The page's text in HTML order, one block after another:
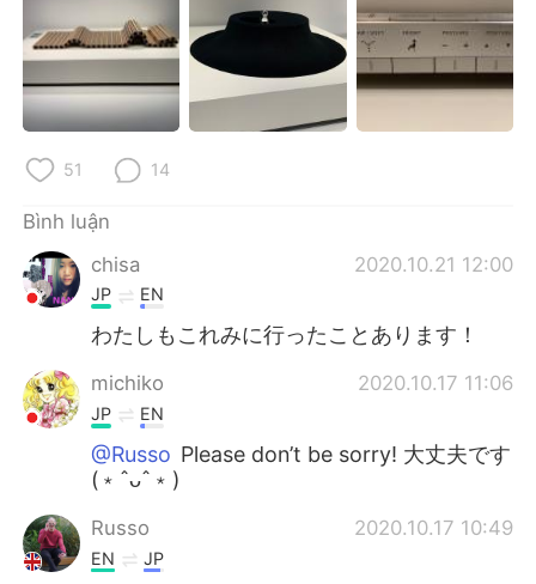
51 14
Bình luận
chisa
2020.10.21 12:00
JP EN
わたしもこれみに行ったことあります！
michiko 2020.10.17 11:06
JP EN
@Russo Please don’t be sorry! 大丈夫です
(﹡ˆᴗˆ﹡)
Russo 2020.10.17 10:49
EN JP